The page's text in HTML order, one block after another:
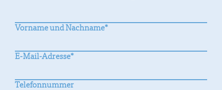
Vorname und Nachname*
E-Mail-Adresse*
Telefonnummer